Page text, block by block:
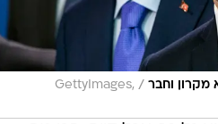
מקרון וחבר /
GettyImages,